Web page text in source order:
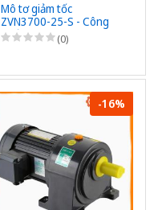
Mô tơ giảm tốc
ZVN3700-25-S - Công
suất 3700W (5HP) -
1/25 - Chân đế - 3Pha
(0)
-16%